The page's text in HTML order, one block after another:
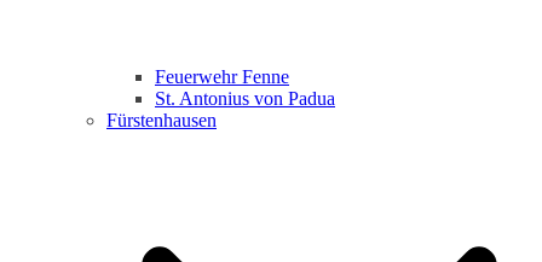
Feuerwehr Fenne
St. Antonius von Padua
Fürstenhausen